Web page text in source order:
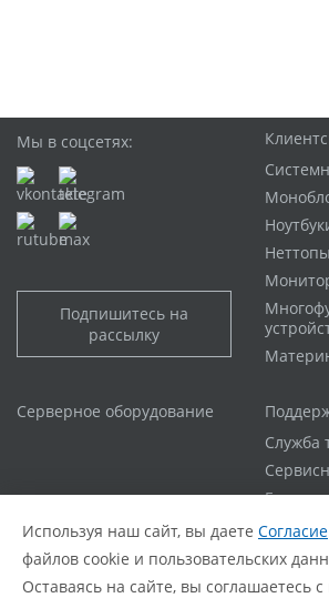
Мы в соцсетях:
Подпишитесь на
рассылку
Серверное оборудование
Служба
Статус
FAQ
Используя наш сайт, вы даете Согласие
файлов cookie и пользовательских
Оставаясь на сайте, вы соглашаетесь